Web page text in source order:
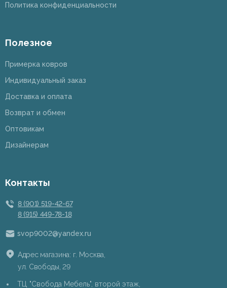
Политика конфиденциальности
Полезное
Примерка ковров
Индивидуальный заказ
Доставка и оплата
Возврат и обмен
Оптовикам
Дизайнерам
Контакты
8 (901) 519-42-67
8 (915) 449-78-18
svop9002@yandex.ru
Адрес магазина: г. Москва,
ул. Свободы, 29
ТЦ "Свобода Мебель", второй этаж,